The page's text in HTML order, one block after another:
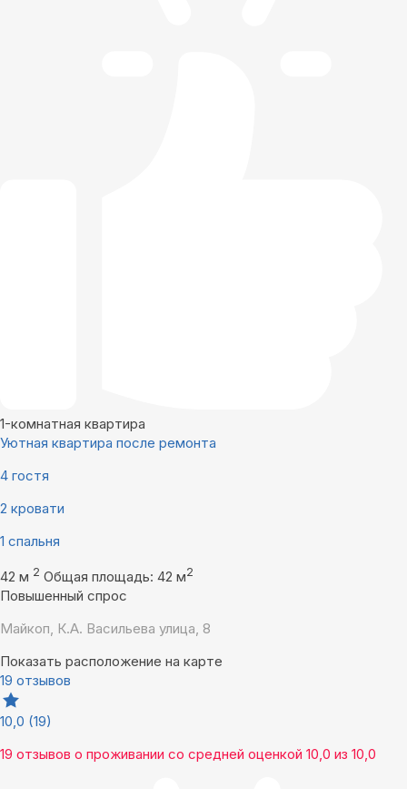
1-комнатная квартира
Уютная квартира после ремонта
4 гостя
2 кровати
1 спальня
42 м 2 Общая площадь: 42 м2
Повышенный спрос
Майкоп, К.А. Васильева улица, 8
Показать расположение на карте
19 отзывов
10,0 (19)
19 отзывов о проживании со средней оценкой 10,0 из 10,0